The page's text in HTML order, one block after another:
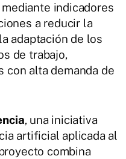
indicadores
a reducir la
adaptación de los
de trabajo,
con alta demanda de
, una iniciativa
artificial aplicada al
combina